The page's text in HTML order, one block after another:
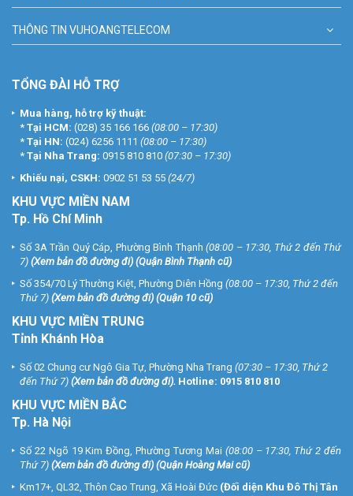
THÔNG TIN VUHOANGTELECOM
TỔNG ĐÀI HỖ TRỢ
Mua hàng, hỗ trợ kỹ thuật:
* Tại HCM: (028) 35 166 166 (08:00 – 17:30)
* Tại HN: (024) 6256 1111 (08:00 – 17:30)
* Tại Nha Trang: 0915 810 810 (07:30 – 17:30)
Khiếu nại, CSKH: 0902 51 53 55 (24/7)
KHU VỰC MIỀN NAM
Tp. Hồ Chí Minh
Số 3A Trần Quý Cáp, Phường Bình Thạnh (08:00 – 17:30, Thứ 2 đến Thứ
7) (Xem bản đồ đường đi) (Quận Bình Thạnh cũ)
Số 354/70 Lý Thường Kiệt, Phường Diên Hồng (08:00 – 17:30, Thứ 2 đến
Thứ 7) (Xem bản đồ đường đi) (Quận 10 cũ)
KHU VỰC MIỀN TRUNG
Tỉnh Khánh Hòa
Số 02 Chung cư Ngô Gia Tự, Phường Nha Trang (07:30 – 17:30, Thứ 2
đến Thứ 7) (Xem bản đồ đường đi). Hotline: 0915 810 810
KHU VỰC MIỀN BẮC
Tp. Hà Nội
Số 22 Ngõ 19 Kim Đồng, Phường Tương Mai (08:00 – 17:30, Thứ 2 đến
Thứ 7) (Xem bản đồ đường đi) (Quận Hoàng Mai cũ)
Km17+, QL32, Thôn Cao Trung, Xã Hoài Đức (Đối diện Khu Đô Thị Tân